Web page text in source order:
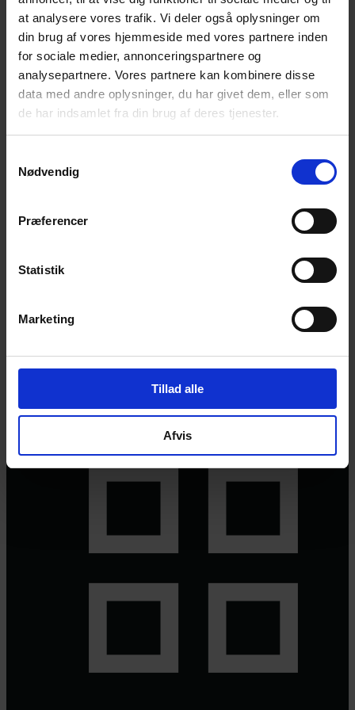
at analysere vores trafik. Vi deler også oplysninger om
din brug af vores hjemmeside med vores partnere inden
for sociale medier, annonceringspartnere og
analysepartnere. Vores partnere kan kombinere disse
data med andre oplysninger, du har givet dem, eller som
de har indsamlet fra din brug af deres tjenester.
Nødvendig
Præferencer
Statistik
Marketing
Tillad alle
Afvis
Bliv en del af universet
Få magiske nyheder om bøger, malebøger og
inspiration direkte i din indbakke.
© 2026 Eva Ehler | Himmelheltene | CVR:26639670